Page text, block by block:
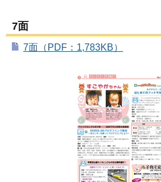
7面
7面（PDF：1,783KB）